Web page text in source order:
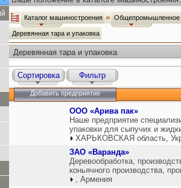
Каталог машиностроения Общепромышленное
Деревянная тара и упаковка
Деревянная тара и упаковка
Сортировка Фильтр
Добавить предприятие
ООО «Арива пак»
Наше предприятие
упаковки для сыпучих и
ХАРЬКОВСКАЯ область,
ЗАО «Варанда»
Деревообработка,
коньячного производства,
, Армения